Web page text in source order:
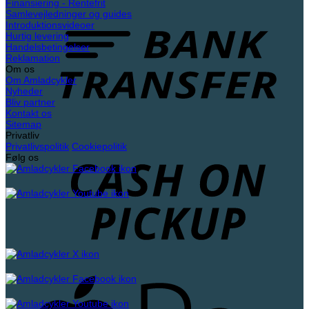
vinterperioden
Finansiering - Rentefrit
Samlevejledninger og guides
Introduktionsvideoer
Hurtig levering
Handelsbetingelser
Reklamation
Om os
Om Amladcykler
Nyheder
Bliv partner
Kontakt os
Sitemap
Privatliv
Privatlivspolitik Cookiepolitik
Følg os